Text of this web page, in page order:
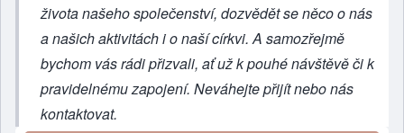
života našeho společenství, dozvědět se něco o nás
a našich aktivitách i o naší církvi. A samozřejmě
bychom vás rádi přizvali, ať už k pouhé návštěvě či k
pravidelnému zapojení. Neváhejte přijít nebo nás
kontaktovat.